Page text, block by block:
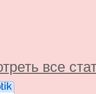
все